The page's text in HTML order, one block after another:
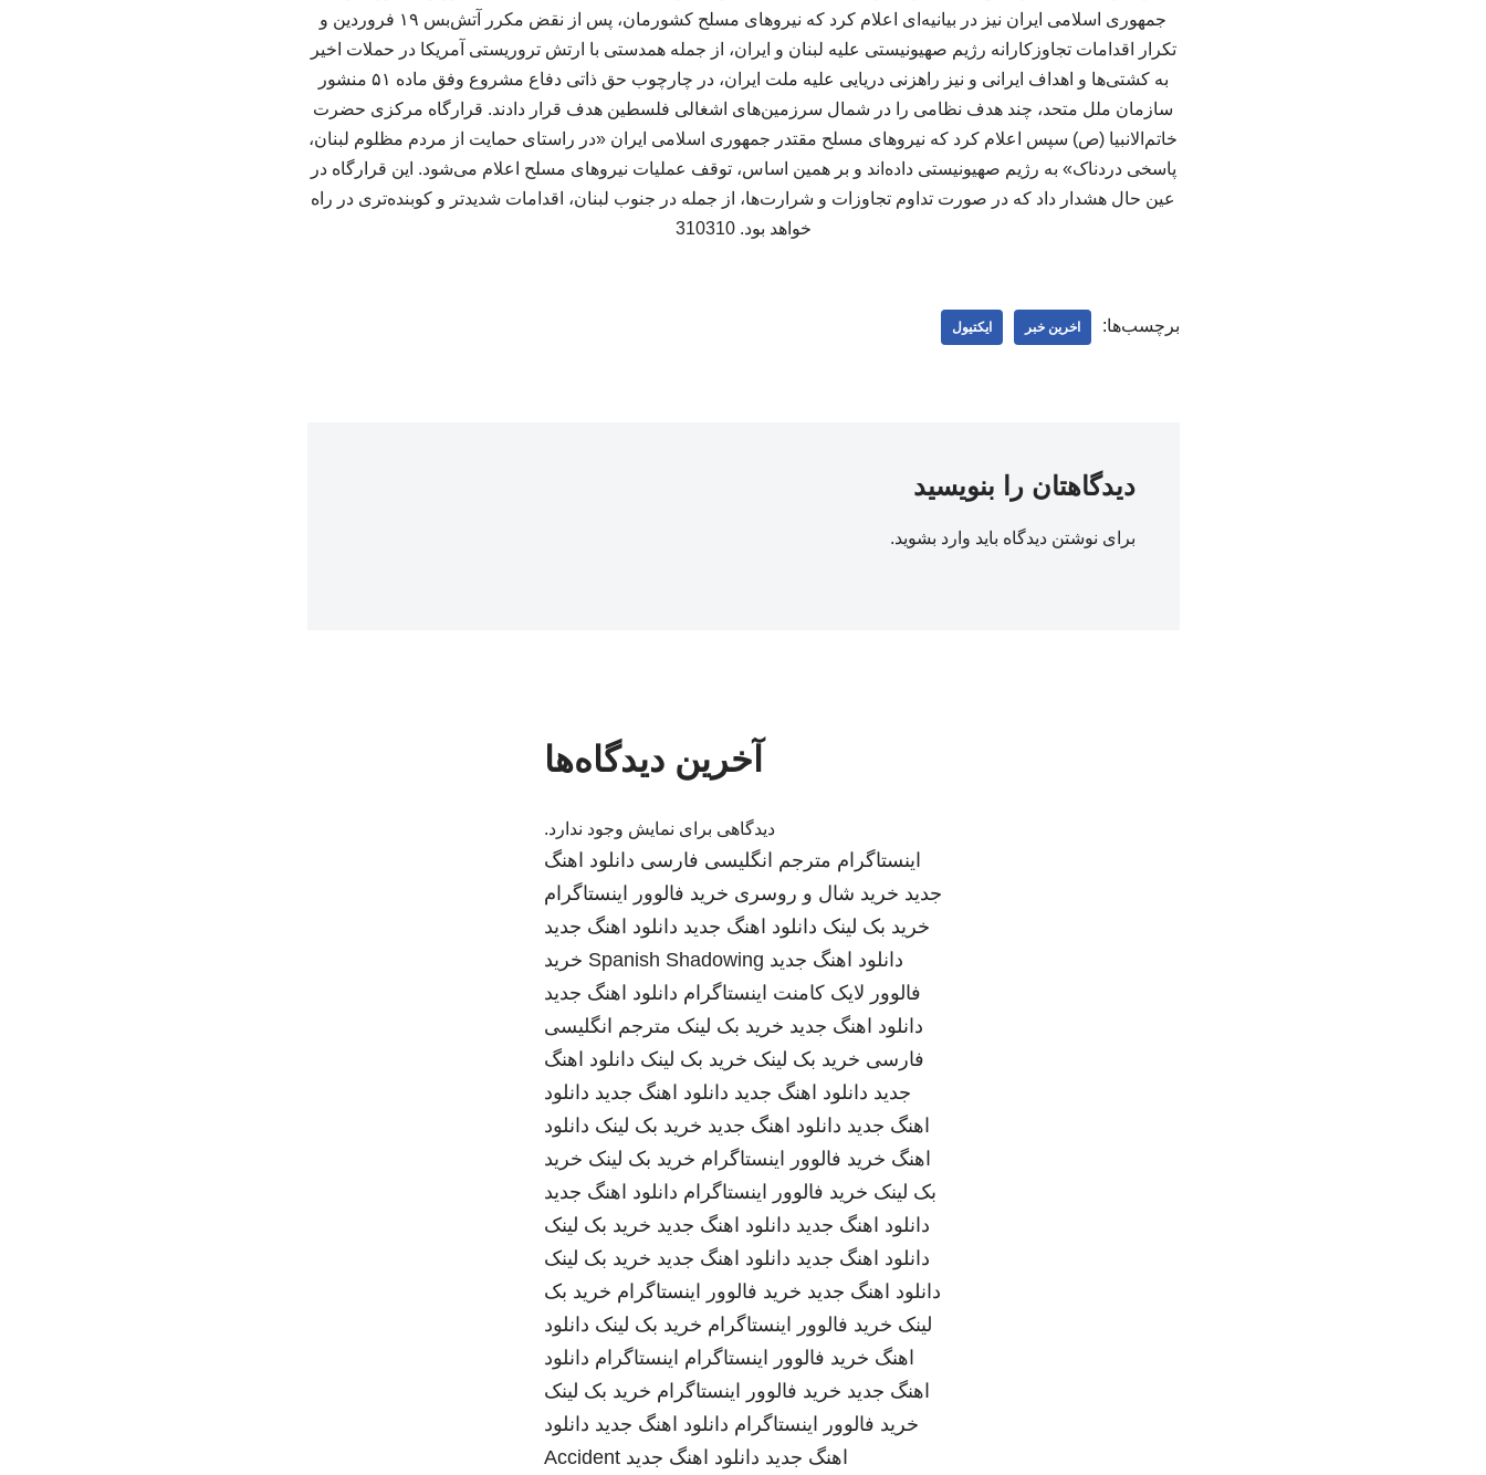
جمهوری اسلامی ایران نیز در بیانیه‌ای اعلام کرد که نیروهای مسلح کشورمان، پس از نقض مکرر آتش‌بس ۱۹ فروردین و
تکرار اقدامات تجاوزکارانه رژیم صهیونیستی علیه لبنان و ایران، از جمله همدستی با ارتش تروریستی آمریکا در حملات اخیر
به کشتی‌ها و اهداف ایرانی و نیز راهزنی دریایی علیه ملت ایران، در چارچوب حق ذاتی دفاع مشروع وفق ماده ۵۱ منشور
سازمان ملل متحد، چند هدف نظامی را در شمال سرزمین‌های اشغالی فلسطین هدف قرار دادند. قرارگاه مرکزی حضرت
خاتم‌الانبیا (ص) سپس اعلام کرد که نیروهای مسلح مقتدر جمهوری اسلامی ایران «در راستای حمایت از مردم مظلوم لبنان،
پاسخی دردناک» به رژیم صهیونیستی داده‌اند و بر همین اساس، توقف عملیات نیروهای مسلح اعلام می‌شود. این قرارگاه در
عین حال هشدار داد که در صورت تداوم تجاوزات و شرارت‌ها، از جمله در جنوب لبنان، اقدامات شدیدتر و کوبنده‌تری در راه
خواهد بود. 310310
برچسب‌ها: اخرین خبر ایکتیول
دیدگاهتان را بنویسید
برای نوشتن دیدگاه باید وارد بشوید.
آخرین دیدگاه‌ها
دیدگاهی برای نمایش وجود ندارد.
اینستاگرام مترجم انگلیسی فارسی دانلود اهنگ
جدید خرید شال و روسری خرید فالوور اینستاگرام
خرید بک لینک دانلود اهنگ جدید دانلود اهنگ جدید
دانلود اهنگ جدید Spanish Shadowing خرید
فالوور لایک کامنت اینستاگرام دانلود اهنگ جدید
دانلود اهنگ جدید خرید بک لینک مترجم انگلیسی
فارسی خرید بک لینک خرید بک لینک دانلود اهنگ
جدید دانلود اهنگ جدید دانلود اهنگ جدید دانلود
اهنگ جدید دانلود اهنگ جدید خرید بک لینک دانلود
اهنگ خرید فالوور اینستاگرام خرید بک لینک خرید
بک لینک خرید فالوور اینستاگرام دانلود اهنگ جدید
دانلود اهنگ جدید دانلود اهنگ جدید خرید بک لینک
دانلود اهنگ جدید دانلود اهنگ جدید خرید بک لینک
دانلود اهنگ جدید خرید فالوور اینستاگرام خرید بک
لینک خرید فالوور اینستاگرام خرید بک لینک دانلود
اهنگ خرید فالوور اینستاگرام اینستاگرام دانلود
اهنگ جدید خرید فالوور اینستاگرام خرید بک لینک
خرید فالوور اینستاگرام دانلود اهنگ جدید دانلود
اهنگ جدید دانلود اهنگ جدید Accident